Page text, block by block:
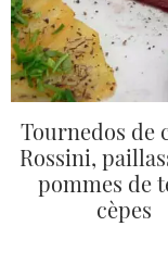
Tournedos de
Rossini,
pommes de
cèpes